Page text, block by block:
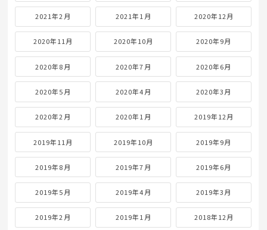
2021年2月 2021年1月 2020年12月
2020年11月 2020年10月 2020年9月
2020年8月 2020年7月 2020年6月
2020年5月 2020年4月 2020年3月
2020年2月 2020年1月 2019年12月
2019年11月 2019年10月 2019年9月
2019年8月 2019年7月 2019年6月
2019年5月 2019年4月 2019年3月
2019年2月 2019年1月 2018年12月